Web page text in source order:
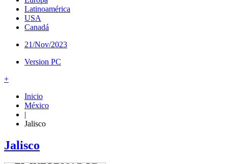
Latinoamérica
USA
Canadá
21/Nov/2023
Version PC
+
Inicio
México
|
Jalisco
Jalisco